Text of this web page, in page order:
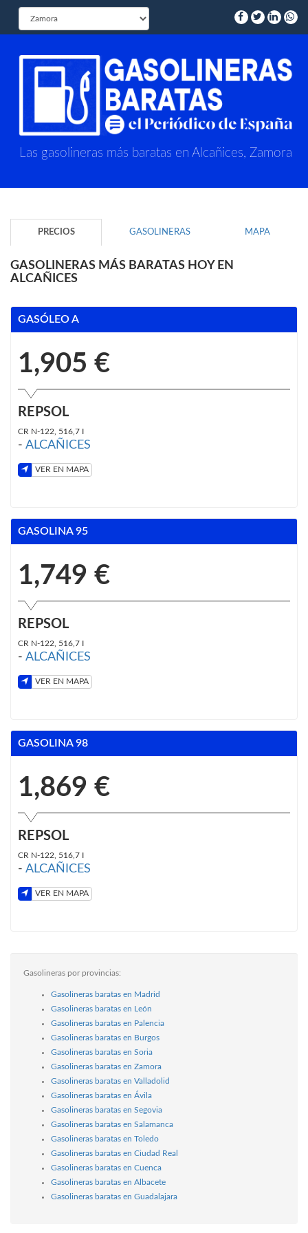
Las gasolineras más baratas en Alcañices, Zamora
PRECIOS GASOLINERAS MAPA
GASOLINERAS MÁS BARATAS HOY EN
ALCAÑICES
GASÓLEO A
1,905 €
REPSOL
CR N-122, 516,7 I
- ALCAÑICES
VER EN MAPA
GASOLINA 95
1,749 €
REPSOL
CR N-122, 516,7 I
- ALCAÑICES
VER EN MAPA
GASOLINA 98
1,869 €
REPSOL
CR N-122, 516,7 I
- ALCAÑICES
VER EN MAPA
Gasolineras por provincias:
Gasolineras baratas en Madrid
Gasolineras baratas en León
Gasolineras baratas en Palencia
Gasolineras baratas en Burgos
Gasolineras baratas en Soria
Gasolineras baratas en Zamora
Gasolineras baratas en Valladolid
Gasolineras baratas en Ávila
Gasolineras baratas en Segovia
Gasolineras baratas en Salamanca
Gasolineras baratas en Toledo
Gasolineras baratas en Ciudad Real
Gasolineras baratas en Cuenca
Gasolineras baratas en Albacete
Gasolineras baratas en Guadalajara